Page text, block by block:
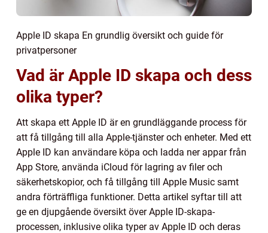
Apple ID skapa En grundlig översikt och guide för
privatpersoner
Vad är Apple ID skapa och dess
olika typer?
Att skapa ett Apple ID är en grundläggande process för
att få tillgång till alla Apple-tjänster och enheter. Med ett
Apple ID kan användare köpa och ladda ner appar från
App Store, använda iCloud för lagring av filer och
säkerhetskopior, och få tillgång till Apple Music samt
andra förträffliga funktioner. Detta artikel syftar till att
ge en djupgående översikt över Apple ID-skapa-
processen, inklusive olika typer av Apple ID och deras